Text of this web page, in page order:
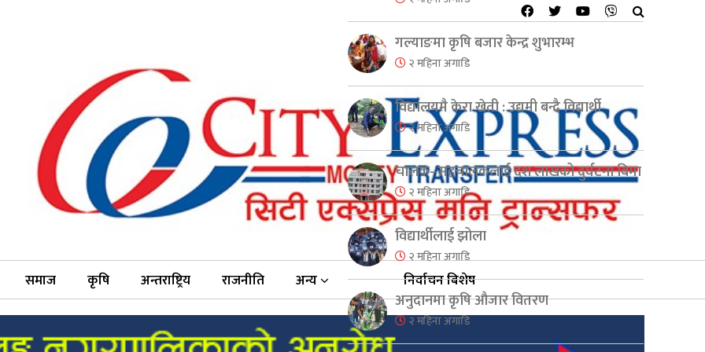
समाज कृषि अन्तराष्ट्रिय राजनीति अन्य निर्वाचन बिशेष
गल्याङमा कृषि बजार केन्द्र शुभारम्भ
२ महिना अगाडि
विद्यालयमै केरा खेती : उद्यमी बन्दै विद्यार्थी
२ महिना अगाडि
चालक–सहचालकलाई दश लाखको दुर्घटना बिमा
२ महिना अगाडि
विद्यार्थीलाई झोला
२ महिना अगाडि
अनुदानमा कृषि औजार वितरण
२ महिना अगाडि